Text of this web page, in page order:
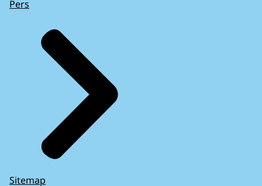
Pers
Sitemap